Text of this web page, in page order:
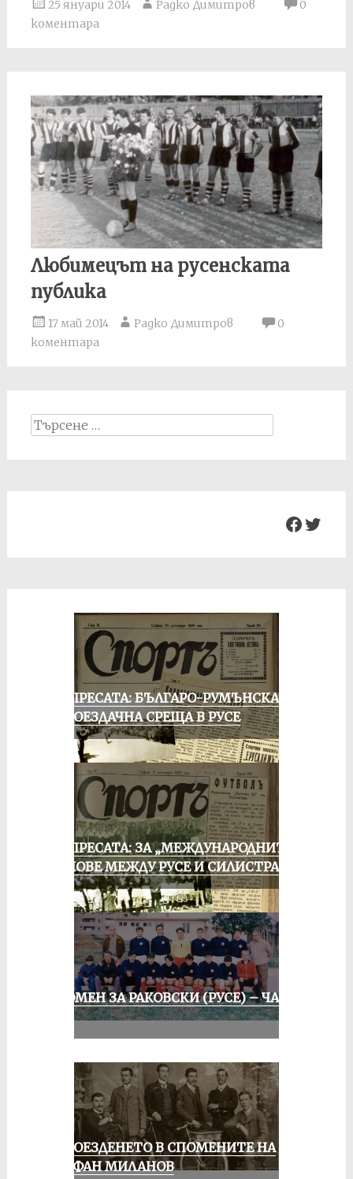
25 януари 2014 Радко Димитров
0
коментара
Любимецът на русенската
публика
17 май 2014 Радко Димитров
0
коментара
Search
ОТ ПРЕСАТА: БЪЛГАРО-РУМЪНСКА
КОЛОЕЗДАЧНА СРЕЩА В РУСЕ
ОТ ПРЕСАТА: ЗА „МЕЖДУНАРОДНИТЕ“
МАЧОВЕ МЕЖДУ РУСЕ И СИЛИСТРА
СПОМЕН ЗА РАКОВСКИ (РУСЕ) – ЧАСТ
КОЛОЕЗДЕНЕТО В СПОМЕНИТЕ НА
СТЕФАН МИЛАНОВ